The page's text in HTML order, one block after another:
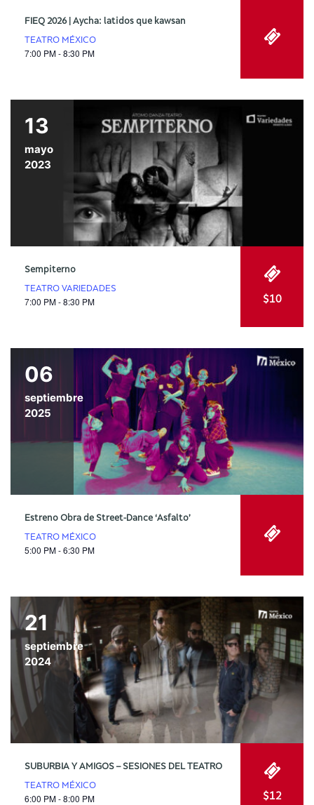
FIEQ 2026 | Aycha: latidos que kawsan
TEATRO MÉXICO
7:00 PM - 8:30 PM
13
mayo
2023
Sempiterno
TEATRO VARIEDADES
7:00 PM - 8:30 PM $10
06
septiembre
2025
Estreno Obra de Street-Dance ‘Asfalto’
TEATRO MÉXICO
5:00 PM - 6:30 PM
21
septiembre
2024
SUBURBIA Y AMIGOS – SESIONES DEL TEATRO
TEATRO MÉXICO
6:00 PM - 8:00 PM $12